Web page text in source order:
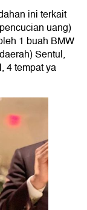
ini terkait
uang)
1 buah BMW
Sentul,
4 tempat ya